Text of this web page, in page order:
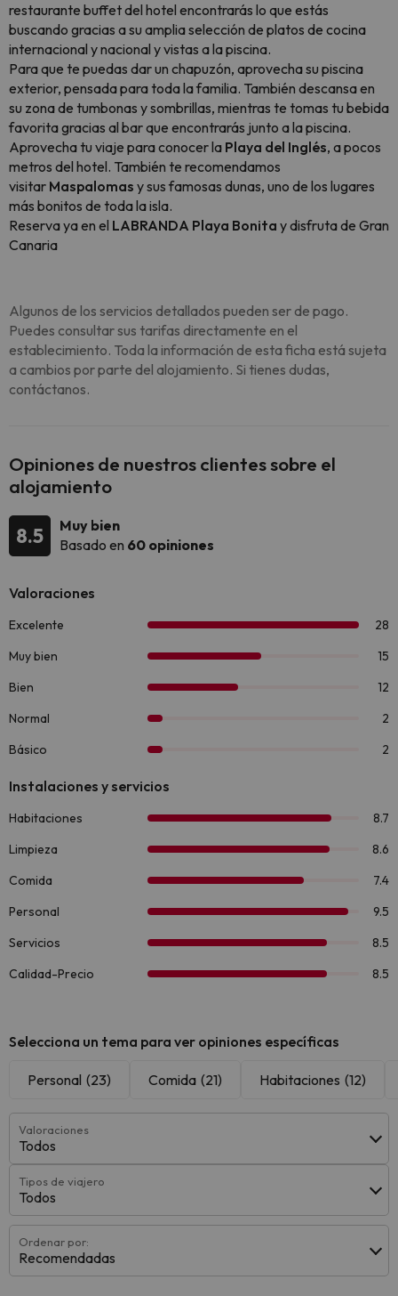
restaurante buffet del hotel encontrarás lo que estás
buscando gracias a su amplia selección de platos de cocina
internacional y nacional y vistas a la piscina.
Para que te puedas dar un chapuzón, aprovecha su piscina
exterior, pensada para toda la familia. También descansa en
su zona de tumbonas y sombrillas, mientras te tomas tu bebida
favorita gracias al bar que encontrarás junto a la piscina.
Aprovecha tu viaje para conocer la Playa del Inglés, a pocos
metros del hotel. También te recomendamos
visitar Maspalomas y sus famosas dunas, uno de los lugares
más bonitos de toda la isla.
Reserva ya en el LABRANDA Playa Bonita y disfruta de Gran
Canaria
Algunos de los servicios detallados pueden ser de pago.
Puedes consultar sus tarifas directamente en el
establecimiento. Toda la información de esta ficha está sujeta
a cambios por parte del alojamiento. Si tienes dudas,
contáctanos.
Opiniones de nuestros clientes sobre el
alojamiento
8.5
Muy bien
Basado en 60 opiniones
Selecciona un tema para ver opiniones específicas
Personal (23) Comida (21) Habitaciones (12)
Valoraciones
Todos
Tipos de viajero
Todos
Ordenar por:
Recomendadas